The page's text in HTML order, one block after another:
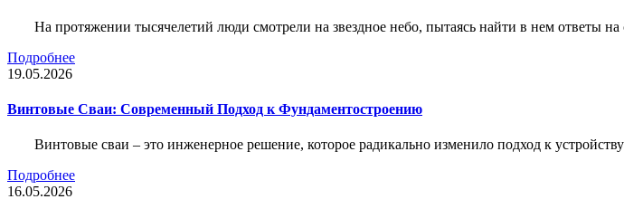
На протяжении тысячелетий люди смотрели на звездное небо, пытаясь найти в нем ответы
Подробнее
19.05.2026
Винтовые Сваи: Современный Подход к Фундаментостроению
Винтовые сваи – это инженерное решение, которое радикально изменило подход к
Подробнее
16.05.2026